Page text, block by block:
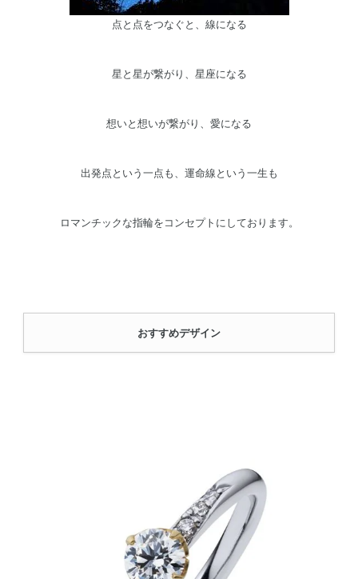
点と点をつなぐと、線になる
星と星が繋がり、星座になる
想いと想いが繋がり、愛になる
出発点という一点も、運命線という一生も
ロマンチックな指輪をコンセプトにしております。
おすすめデザイン